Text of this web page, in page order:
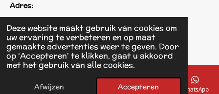
Deze website maakt gebruik van cookies om
uw ervaring te verbeteren en op maat
gemaakte advertenties weer te geven. Door
op ‘Accepteren’ te klikken, gaat u akkoord
met het gebruik van alle cookies.
Afwijzen Accepteren
Adres:
Einsteinstraat 125
1433 KH Kudelstaart
F
a
© 2017 - 2026 Linda's Dierplaza
E-mailadres Telefoonnummer Kaart Facebook WhatsApp